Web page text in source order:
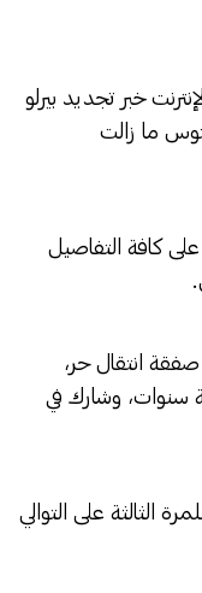
خبر تجديد بيرلو
ما زالت
على كافة التفاصيل
إلى يوفنتوس عام 2011 في صفقة انتقال حر،
سنوات، وشارك في
الثالثة على التوالي